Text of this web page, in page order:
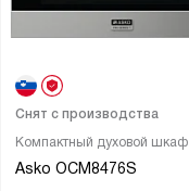
Компактный духовой шкаф
Asko OCM8476S
Снят с производства